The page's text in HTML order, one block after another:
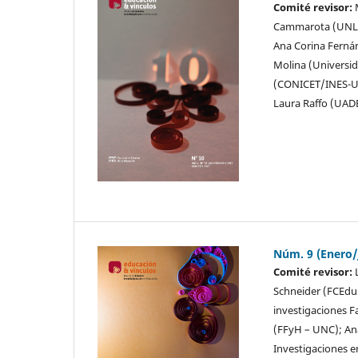
Comité revisor:
Cammarota
Ana Corina
Molina
(CONICET/
Laura Raffo
Núm. 9
Comité revisor:
Schneider
investigaciones
(FFyH – UNC);
Investigaciones